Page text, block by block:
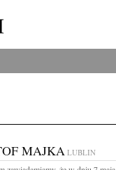
MAJKA LUBLIN